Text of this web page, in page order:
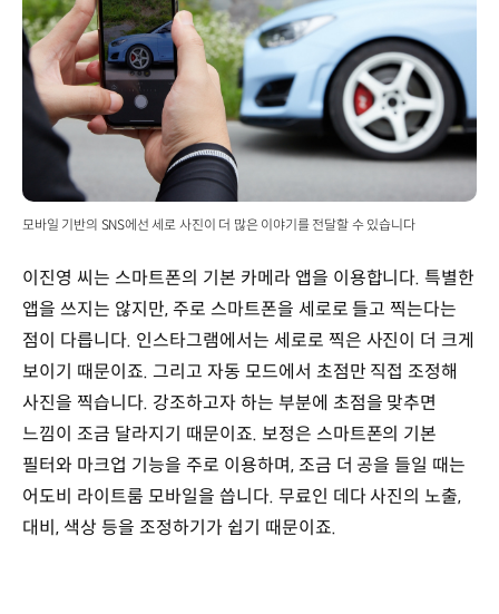
모바일 기반의 SNS에선 세로 사진이 더 많은 이야기를 전달할 수 있습니다
이진영 씨는 스마트폰의 기본 카메라 앱을 이용합니다. 특별한
앱을 쓰지는 않지만, 주로 스마트폰을 세로로 들고 찍는다는
점이 다릅니다. 인스타그램에서는 세로로 찍은 사진이 더 크게
보이기 때문이죠. 그리고 자동 모드에서 초점만 직접 조정해
사진을 찍습니다. 강조하고자 하는 부분에 초점을 맞추면
느낌이 조금 달라지기 때문이죠. 보정은 스마트폰의 기본
필터와 마크업 기능을 주로 이용하며, 조금 더 공을 들일 때는
어도비 라이트룸 모바일을 씁니다. 무료인 데다 사진의 노출,
대비, 색상 등을 조정하기가 쉽기 때문이죠.